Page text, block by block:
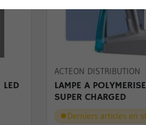
LED
ACTEON DISTRIBUTION
LAMPE A
SUPER CHARGED
Derniers articles en